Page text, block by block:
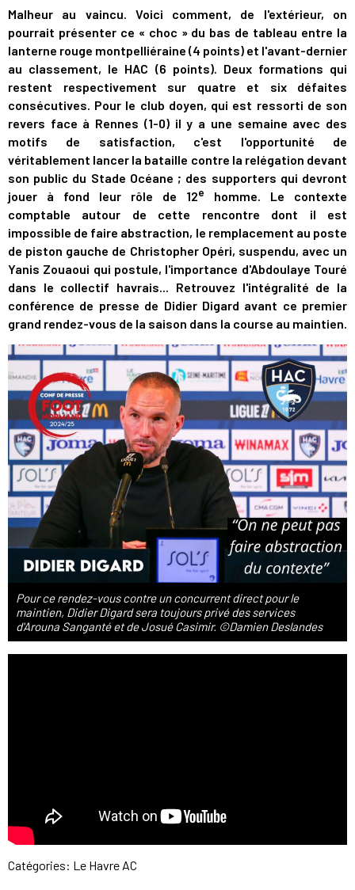
Malheur au vaincu. Voici comment, de l'extérieur, on
pourrait présenter ce « choc » du bas de tableau entre la
lanterne rouge montpelliéraine (4 points) et l'avant-dernier
au classement, le HAC (6 points). Deux formations qui
restent respectivement sur quatre et six défaites
consécutives. Pour le club doyen, qui est ressorti de son
revers face à Rennes (1-0) il y a une semaine avec des
motifs de satisfaction, c'est l'opportunité de
véritablement lancer la bataille contre la relégation devant
son public du Stade Océane ; des supporters qui devront
jouer à fond leur rôle de 12e
homme. Le contexte
comptable autour de cette rencontre dont il est
impossible de faire abstraction, le remplacement au poste
de piston gauche de Christopher Opéri, suspendu, avec un
Yanis Zouaoui qui postule, l'importance d'Abdoulaye Touré
dans le collectif havrais... Retrouvez l'intégralité de la
conférence de presse de Didier Digard avant ce premier
grand rendez-vous de la saison dans la course au maintien.
Pour ce rendez-vous contre un concurrent direct pour le
maintien, Didier Digard sera toujours privé des services
d'Arouna Sanganté et de Josué Casimir. ©Damien Deslandes
Catégories: Le Havre AC